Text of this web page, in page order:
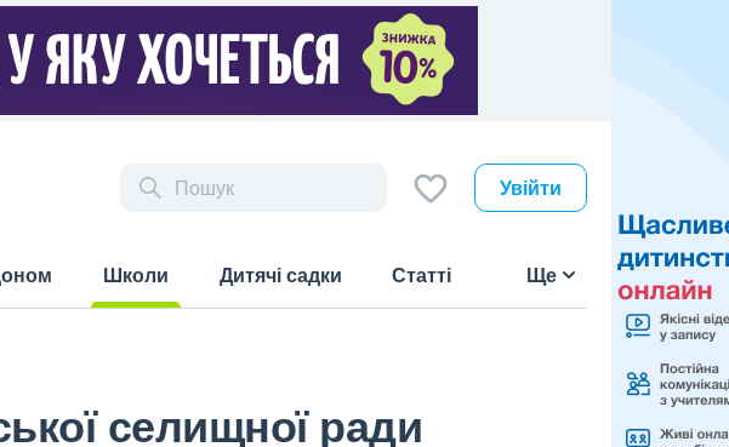
Увійти
Школи
Дитячі садки Статті Ще
селищної ради